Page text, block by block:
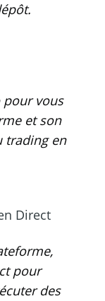
pour vous
et son
trading en
Direct
pour
des